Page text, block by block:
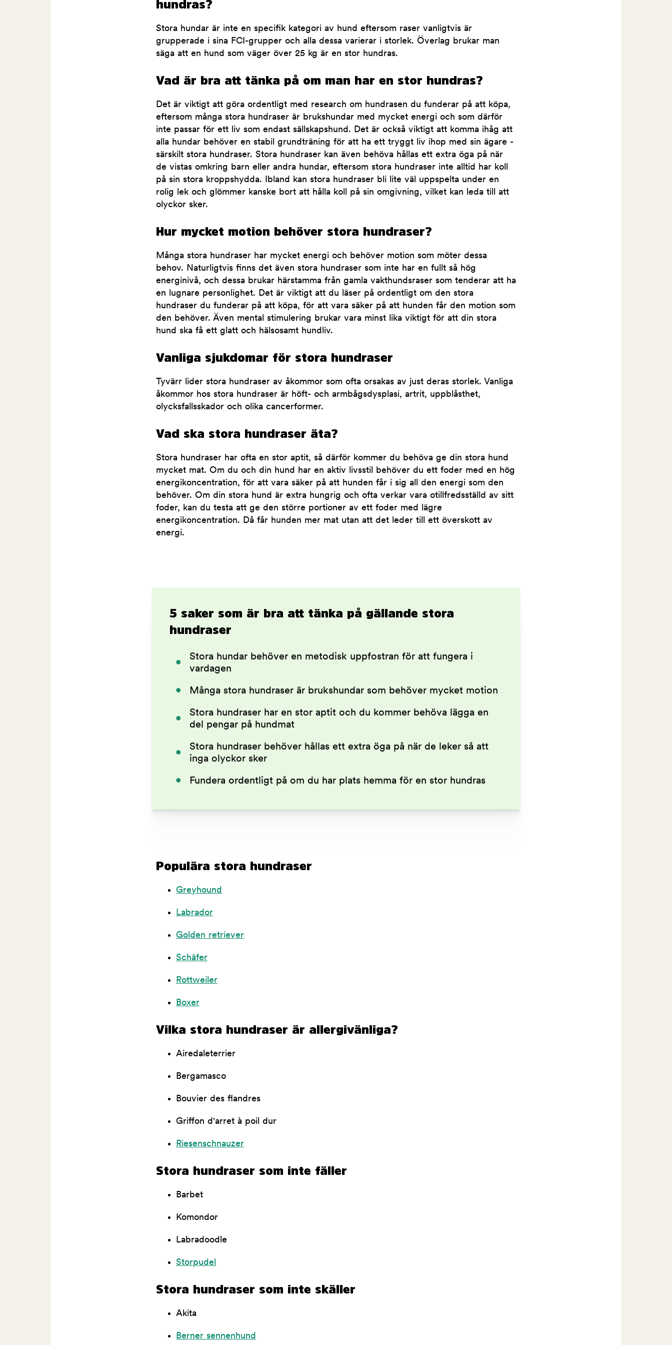
hundras?
Stora hundar är inte en specifik kategori av hund eftersom raser vanligtvis är
grupperade i sina FCI-grupper och alla dessa varierar i storlek. Överlag brukar man
säga att en hund som väger över 25 kg är en stor hundras.
Vad är bra att tänka på om man har en stor hundras?
Det är viktigt att göra ordentligt med research om hundrasen du funderar på att köpa,
eftersom många stora hundraser är brukshundar med mycket energi och som därför
inte passar för ett liv som endast sällskapshund. Det är också viktigt att komma ihåg att
alla hundar behöver en stabil grundträning för att ha ett tryggt liv ihop med sin ägare -
särskilt stora hundraser. Stora hundraser kan även behöva hållas ett extra öga på när
de vistas omkring barn eller andra hundar, eftersom stora hundraser inte alltid har koll
på sin stora kroppshydda. Ibland kan stora hundraser bli lite väl uppspelta under en
rolig lek och glömmer kanske bort att hålla koll på sin omgivning, vilket kan leda till att
olyckor sker.
Hur mycket motion behöver stora hundraser?
Många stora hundraser har mycket energi och behöver motion som möter dessa
behov. Naturligtvis finns det även stora hundraser som inte har en fullt så hög
energinivå, och dessa brukar härstamma från gamla vakthundsraser som tenderar att ha
en lugnare personlighet. Det är viktigt att du läser på ordentligt om den stora
hundraser du funderar på att köpa, för att vara säker på att hunden får den motion som
den behöver. Även mental stimulering brukar vara minst lika viktigt för att din stora
hund ska få ett glatt och hälsosamt hundliv.
Vanliga sjukdomar för stora hundraser
Tyvärr lider stora hundraser av åkommor som ofta orsakas av just deras storlek. Vanliga
åkommor hos stora hundraser är höft- och armbågsdysplasi, artrit, uppblåsthet,
olycksfallsskador och olika cancerformer.
Vad ska stora hundraser äta?
Stora hundraser har ofta en stor aptit, så därför kommer du behöva ge din stora hund
mycket mat. Om du och din hund har en aktiv livsstil behöver du ett foder med en hög
energikoncentration, för att vara säker på att hunden får i sig all den energi som den
behöver. Om din stora hund är extra hungrig och ofta verkar vara otillfredsställd av sitt
foder, kan du testa att ge den större portioner av ett foder med lägre
energikoncentration. Då får hunden mer mat utan att det leder till ett överskott av
energi.
5 saker som är bra att tänka på gällande stora
hundraser
Stora hundar behöver en metodisk uppfostran för att fungera i
vardagen
Många stora hundraser är brukshundar som behöver mycket motion
Stora hundraser har en stor aptit och du kommer behöva lägga en
del pengar på hundmat
Stora hundraser behöver hållas ett extra öga på när de leker så att
inga olyckor sker
Fundera ordentligt på om du har plats hemma för en stor hundras
Populära stora hundraser
Greyhound
Labrador
Golden retriever
Schäfer
Rottweiler
Boxer
Vilka stora hundraser är allergivänliga?
Airedaleterrier
Bergamasco
Bouvier des flandres
Griffon d'arret à poil dur
Riesenschnauzer
Stora hundraser som inte fäller
Barbet
Komondor
Labradoodle
Storpudel
Stora hundraser som inte skäller
Akita
Berner sennenhund